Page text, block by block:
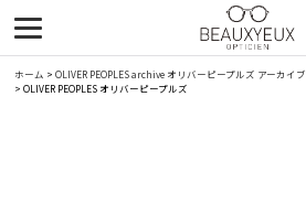
ホーム > OLIVER PEOPLES archive オリバーピープルズ アーカイブ
> OLIVER PEOPLES オリバーピープルズ